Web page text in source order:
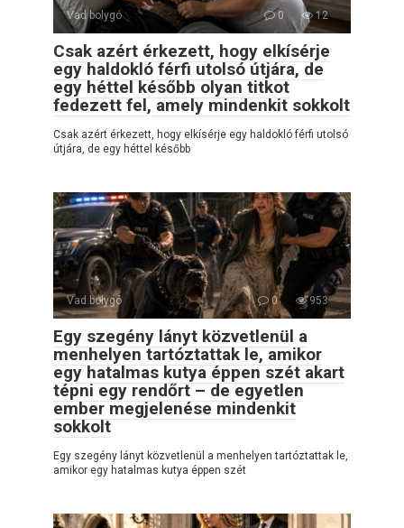
Vad bolygó 0 12
Csak azért érkezett, hogy elkísérje
egy haldokló férfi utolsó útjára, de
egy héttel később olyan titkot
fedezett fel, amely mindenkit sokkolt
Csak azért érkezett, hogy elkísérje egy haldokló férfi utolsó
útjára, de egy héttel később
Vad bolygó 0 953
Egy szegény lányt közvetlenül a
menhelyen tartóztattak le, amikor
egy hatalmas kutya éppen szét akart
tépni egy rendőrt – de egyetlen
ember megjelenése mindenkit
sokkolt
Egy szegény lányt közvetlenül a menhelyen tartóztattak le,
amikor egy hatalmas kutya éppen szét